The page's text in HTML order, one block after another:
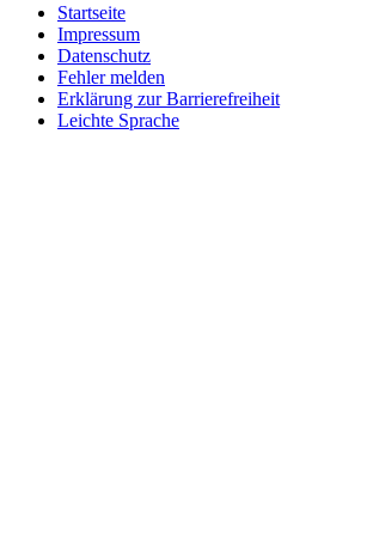
Startseite
Impressum
Datenschutz
Fehler melden
Erklärung zur Barrierefreiheit
Leichte Sprache